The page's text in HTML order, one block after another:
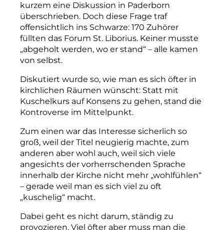
kurzem eine Diskussion in Paderborn
überschrieben. Doch diese Frage traf
offensichtlich ins Schwarze: 170 Zuhörer
füllten das Forum St. Liborius. Keiner musste
„abgeholt werden, wo er stand“ – alle kamen
von selbst.
Diskutiert wurde so, wie man es sich öfter in
kirchlichen Räumen wünscht: Statt mit
Kuschelkurs auf Konsens zu gehen, stand die
Kon­troverse im Mittelpunkt.
Zum einen war das Interesse sicherlich so
groß, weil der Titel neugierig machte, zum
anderen aber wohl auch, weil sich viele
angesichts der vorherrschenden Sprache
innerhalb der Kirche nicht mehr „wohlfühlen“
– gerade weil man es sich viel zu oft
„kuschelig“ macht.
Dabei geht es nicht darum, ständig zu
provozieren. Viel öfter aber muss man die